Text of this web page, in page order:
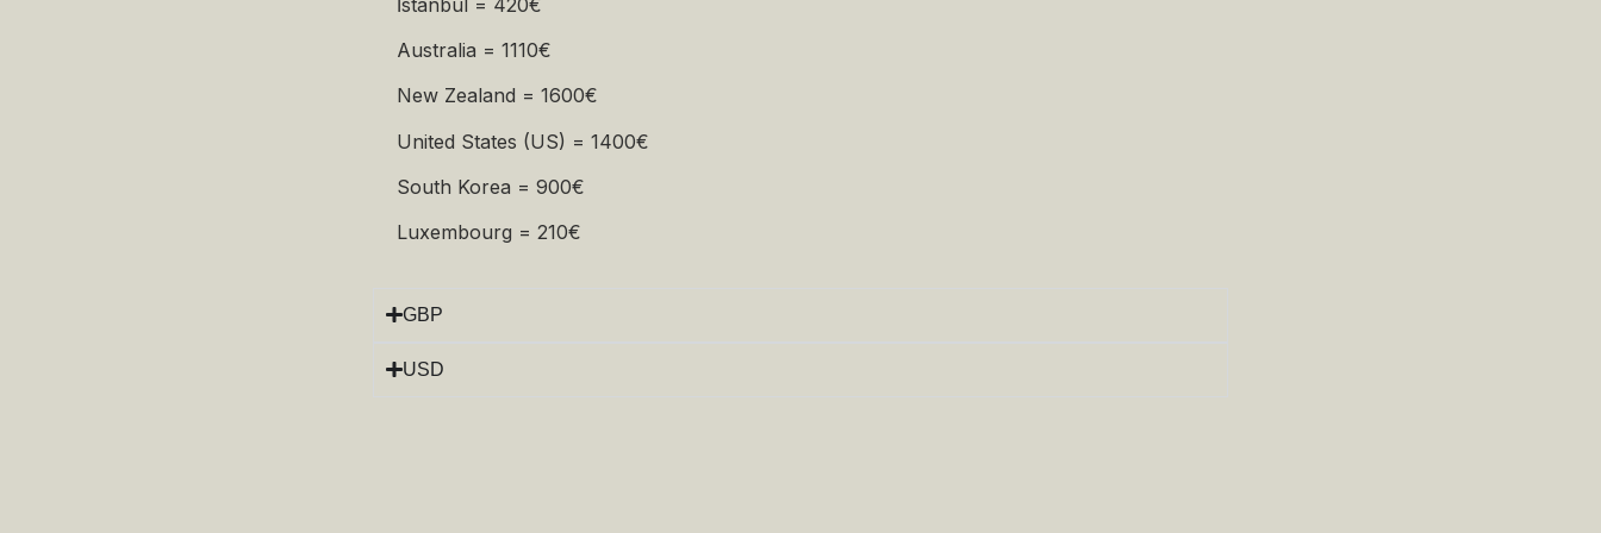
Australia = 1110€
New Zealand = 1600€
United States (US) = 1400€
South Korea = 900€
Luxembourg = 210€
GBP
USD